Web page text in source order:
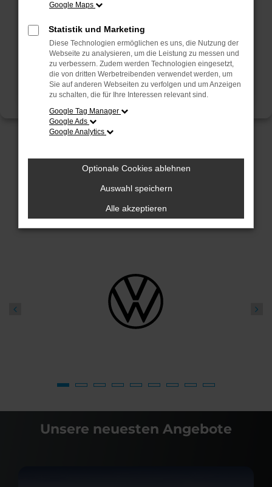
Schmidt + Koch
Starke Gruppe – Starke Leistung
Unsere neuesten Angebote
Google Maps
Statistik und Marketing
Diese Technologien ermöglichen es uns, die Nutzung der
Webseite zu analysieren, um die Leistung zu messen und
zu verbessern. Zudem werden Technologien eingesetzt,
die von dritten Werbetreibenden verwendet werden, um
Sie auf anderen Webseiten zu verfolgen und um Anzeigen
zu schalten, die für Ihre Interessen relevant sind.
Google Tag Manager
Google Ads
Google Analytics
Optionale Cookies ablehnen
Auswahl speichern
Alle akzeptieren